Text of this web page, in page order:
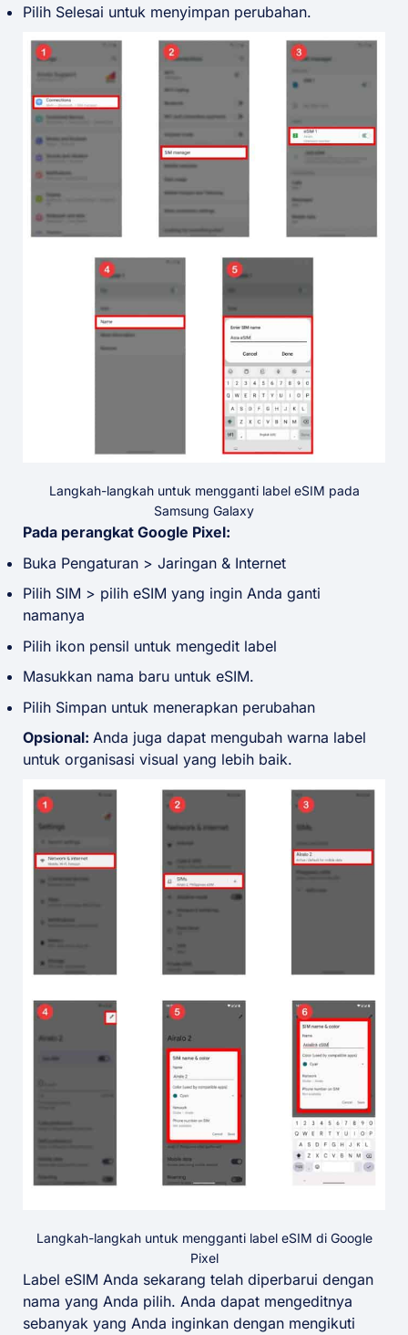
Pilih Selesai untuk menyimpan perubahan.
Langkah-langkah untuk mengganti label eSIM pada
Samsung Galaxy
Pada perangkat Google Pixel:
Buka Pengaturan > Jaringan & Internet
Pilih SIM > pilih eSIM yang ingin Anda ganti
namanya
Pilih ikon pensil untuk mengedit label
Masukkan nama baru untuk eSIM.
Pilih Simpan untuk menerapkan perubahan
Opsional: Anda juga dapat mengubah warna label
untuk organisasi visual yang lebih baik.
Langkah-langkah untuk mengganti label eSIM di Google
Pixel
Label eSIM Anda sekarang telah diperbarui dengan
nama yang Anda pilih. Anda dapat mengeditnya
sebanyak yang Anda inginkan dengan mengikuti